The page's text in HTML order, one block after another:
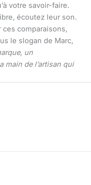
votre savoir-faire.
écoutez leur son.
ces comparaisons,
le slogan de Marc,
un
main de l’artisan qui